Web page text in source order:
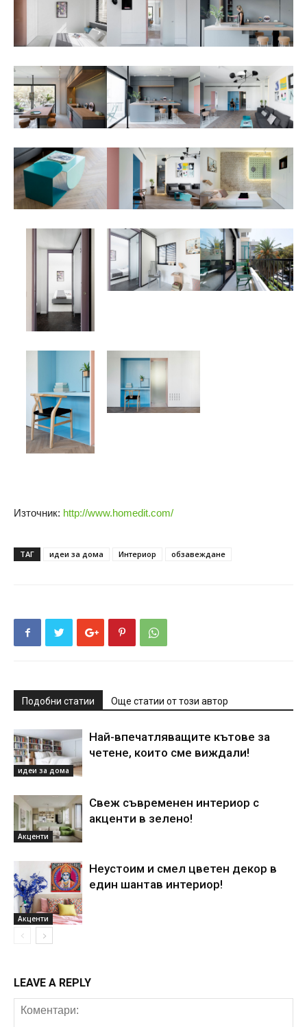
Източник: http://www.homedit.com/
ТАГ идеи за дома Интериор обзавеждане
Подобни статии Още статии от този автор
идеи за дома
Най-впечатляващите кътове за
четене, които сме виждали!
Акценти
Свеж съвременен интериор с
акценти в зелено!
Акценти
Неустоим и смел цветен декор в
един шантав интериор!
LEAVE A REPLY